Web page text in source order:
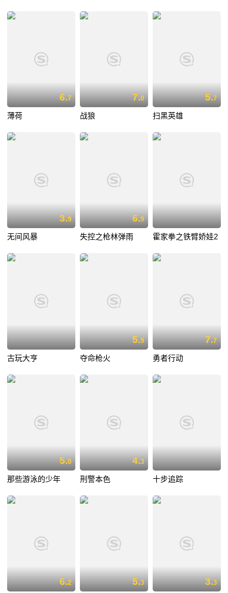
6.7
薄荷
7.0
战狼
5.7
扫黑英雄
3.9
无间风暴
6.9
失控之枪林弹雨 霍家拳之铁臂娇娃2
古玩大亨
5.9
夺命枪火
7.7
勇者行动
5.0
那些游泳的少年
4.3
刑警本色 十步追踪
6.2 5.3 3.3